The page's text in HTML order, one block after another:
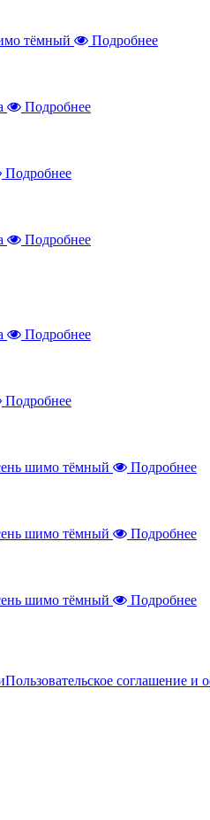
Подробнее
Подробнее
Подробнее
Подробнее
Подробнее
Подробнее
Подробнее
Подробнее
Подробнее
Пользовательское соглашение и